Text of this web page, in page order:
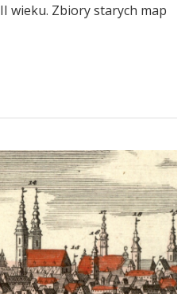
wieku. Zbiory starych map